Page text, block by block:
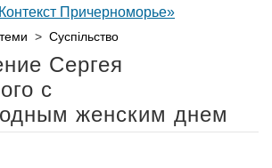
> Суспільство
Сергея
с
женским днем